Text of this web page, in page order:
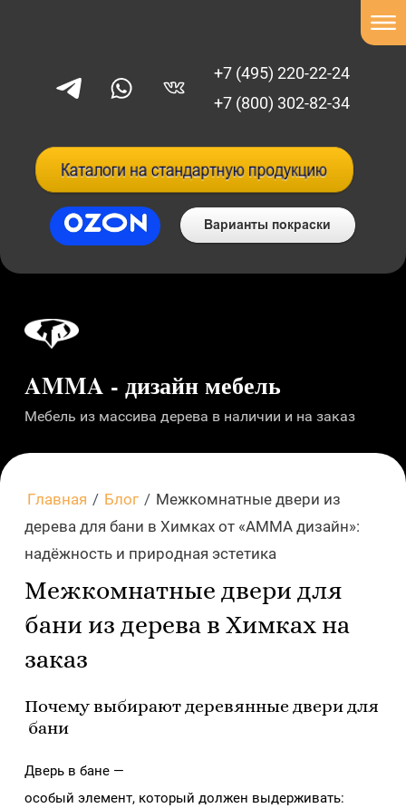
+7 (495) 220-22-24
+7 (800) 302-82-34
AMMA - дизайн мебель
Мебель из массива дерева в наличии и на заказ
Главная / Блог / Межкомнатные двери из
дерева для бани в Химках от «АММА дизайн»:
надёжность и природная эстетика
Межкомнатные двери для
бани из дерева в Химках на
заказ
Почему выбирают деревянные двери для
бани
Дверь в бане —
особый элемент, который должен выдерживать: